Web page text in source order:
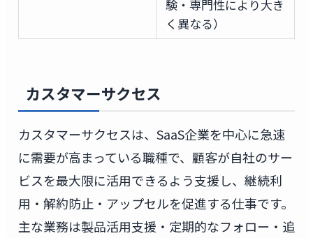
験・専門性により大き
く異なる）
カスタマーサクセス
カスタマーサクセスは、SaaS企業を中心に急速
に需要が高まっている職種で、顧客が自社のサー
ビスを最大限に活用できるよう支援し、継続利
用・解約防止・アップセルを促進する仕事です。
主な業務は製品活用支援・定期的なフォロー・追